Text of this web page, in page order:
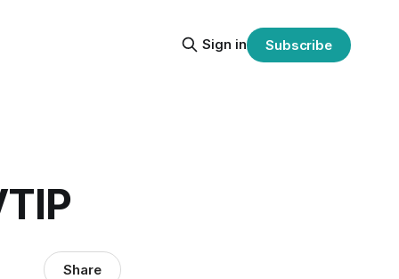
Sign in Subscribe
Share